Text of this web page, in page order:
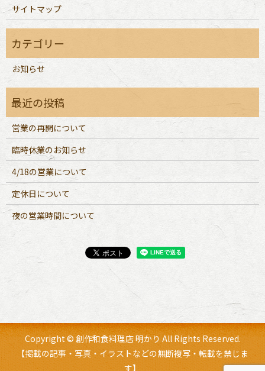
サイトマップ
お知らせ
営業の再開について
臨時休業のお知らせ
4/18の営業について
定休日について
夜の営業時間について
Copyright © 創作和食料理店 明かり All Rights Reserved.
【掲載の記事・写真・イラストなどの無断複写・転載を禁じま
す】